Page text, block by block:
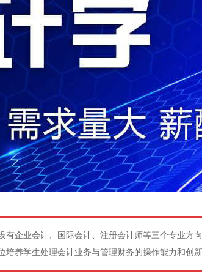
企业会计、国际会计、注册会计师等三个专业方
养学生处理会计业务与管理财务的操作能力和创新